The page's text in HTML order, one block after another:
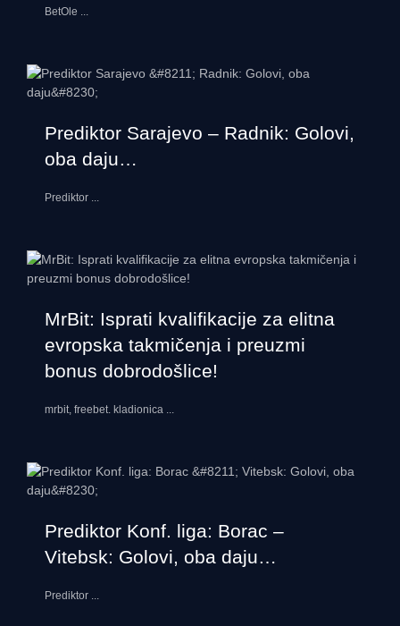
BetOle ...
Prediktor Sarajevo – Radnik: Golovi,
oba daju…
Prediktor ...
MrBit: Isprati kvalifikacije za elitna
evropska takmičenja i preuzmi
bonus dobrodošlice!
mrbit, freebet. kladionica ...
Prediktor Konf. liga: Borac –
Vitebsk: Golovi, oba daju…
Prediktor ...